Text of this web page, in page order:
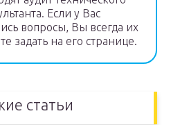
Если у Вас
вопросы, Вы всегда их
задать на его странице.
статьи